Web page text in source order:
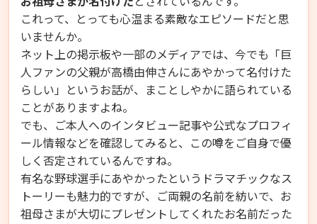
これって、とっても心温まる素敵なエピソードだと思
いませんか。
ネット上の掲示板や一部のメディアでは、今でも「巨
人ファンの父親が高橋由伸さんにあやかって名付けた
らしい」というお話が、まことしやかに語られている
ことがありますよね。
でも、ご本人へのインタビュー記事や公式なプロフィ
ール情報などを確認してみると、この噂をご自身で優
しく否定されているんですね。
有名な野球選手にあやかったというドラマチックなス
トーリーも魅力的ですが、ご両親の名前を紡いで、お
祖母さまが大切にプレゼントしてくれたお名前だった